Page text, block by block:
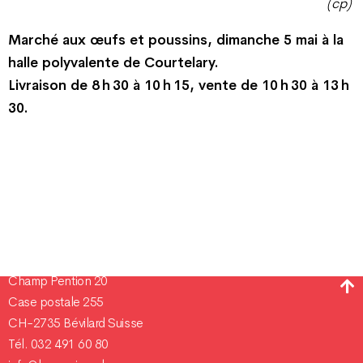
Marché aux œufs et poussins, dimanche 5 mai à la
halle polyvalente de Courtelary.
Livraison de 8 h 30 à 10 h 15, vente de 10 h 30 à 13 h
30.
Champ Pention 20
Case postale 255
CH-2735 Bévilard Suisse
Tél. 032 491 60 80